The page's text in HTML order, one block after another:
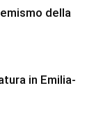
della
in Emilia-